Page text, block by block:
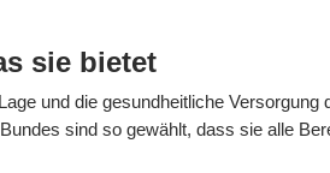
sie bietet
und die gesundheitliche
sind so gewählt, dass sie alle